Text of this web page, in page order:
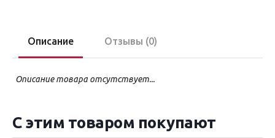
Описание Отзывы (0)
Описание товара отсутствует...
С этим товаром покупают